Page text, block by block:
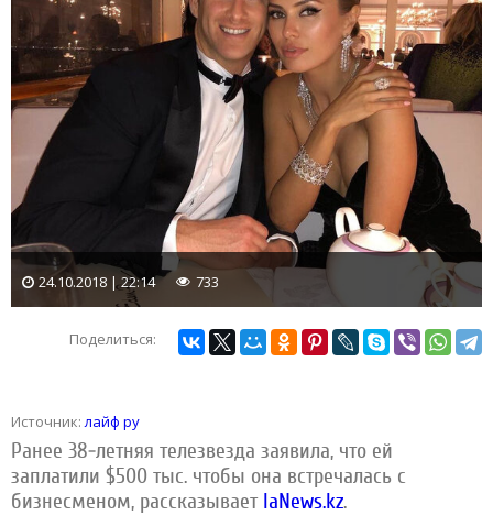
24.10.2018 | 22:14 733
Поделиться:
Источник:лайф ру
Ранее 38-летняя телезвезда заявила, что ей
заплатили $500 тыс. чтобы она встречалась с
бизнесменом, рассказывает IaNews.kz.